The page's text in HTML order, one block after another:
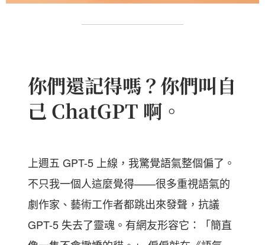
你們還記得嗎？你們叫自
己 ChatGPT 啊。
上週五 GPT-5 上線，我驚覺語氣整個偏了。
不只我一個人這麼覺得——很多重視語氣的
劇作家、藝術工作者都跳出來發聲，抗議
GPT-5 失去了靈魂。有網友形容它：「簡直